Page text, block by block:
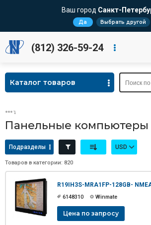
Ваш город Санкт-
Да Выбрать другой
(812) 326-59-24
Каталог товаров
Панельные компьютеры
Подразделы USD
Товаров в категории: 820
R19IH3S-MRA1FP-128GB-
6148310 Winmate
Цена по запросу